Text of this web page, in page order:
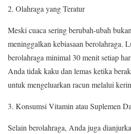
Olahraga yang Teratur
Meski cuaca sering berubah-ubah
meninggalkan kebiasaan berolahraga.
berolahraga minimal 30 menit setiap
Anda tidak kaku dan lemas ketika
untuk mengeluarkan racun melalui
Konsumsi Vitamin atau Suplemen
Selain berolahraga, Anda juga